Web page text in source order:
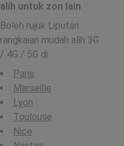
alih untuk zon lain
Boleh rujuk Liputan
rangkaian mudah alih 3G
/ 4G / 5G di :
Paris
Marseille
Lyon
Toulouse
Nice